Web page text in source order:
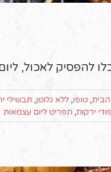
להפסיק לאכול,
, טופו, ללא גלוטן, תבשילי
ירקות, תפריט ליום עצמאות